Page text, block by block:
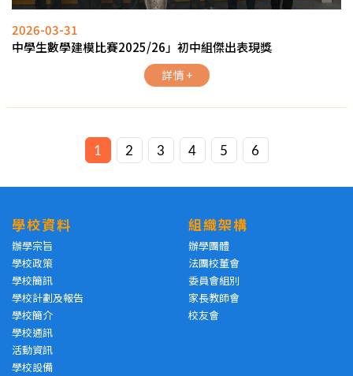
2026-03-31
中學生數學建模比賽2025/26」初中組傑出表現獎
詳情 +
1 2 3 4 5 6
學校資料
辦學宗旨
學校政策
學校簡訊
學校計劃及報告
學校簡介
學校通訊
活動資訊
學校設備
組織架構
辦學團體
法團校董會
委員會組別
家長教師會
校友會